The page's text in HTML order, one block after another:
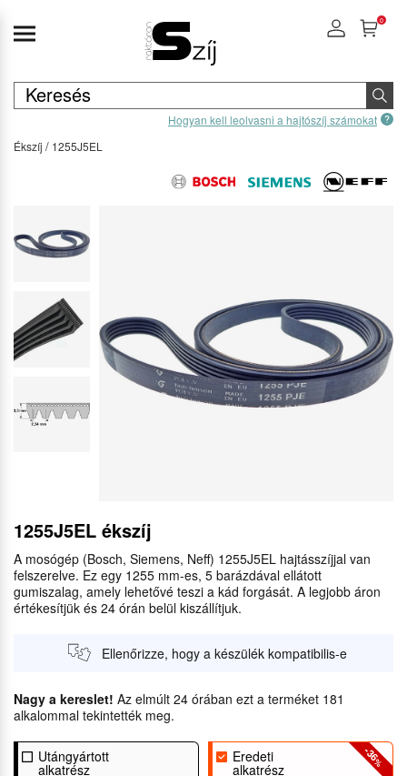
Hogyan kell leolvasni a hajtószíj számokat
0
Ékszíj 1255J5EL
1255J5EL ékszíj
A mosógép (Bosch, Siemens, Neff) 1255J5EL hajtásszíjjal van
felszerelve. Ez egy 1255 mm-es, 5 barázdával ellátott
gumiszalag, amely lehetővé teszi a kád forgását. A legjobb áron
értékesítjük és 24 órán belül kiszállítjuk.
Ellenőrizze, hogy a készülék kompatibilis-e
Nagy a kereslet! Az elmúlt 24 órában ezt a terméket 181
alkalommal tekintették meg.
Utángyártott
alkatrész
-36
%
Eredeti
alkatrész